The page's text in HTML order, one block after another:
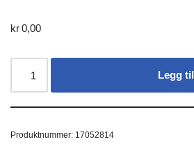
kr0,00
Legg til
Produktnummer: 17052814